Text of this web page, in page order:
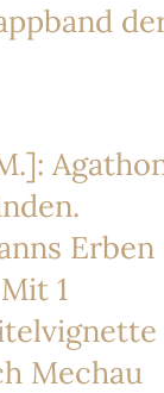
Erben
1
Mechau